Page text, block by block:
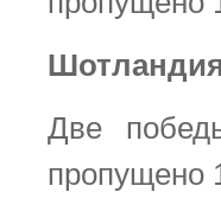
Две
пропущено